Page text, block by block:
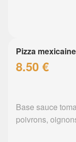
Pizza
8.50 €
Base sauce
poivrons,